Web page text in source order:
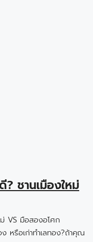
ชานเมืองใหม่
VS มือสองอโศก
หรือเก่าทำเลทอง?ถ้าคุณ